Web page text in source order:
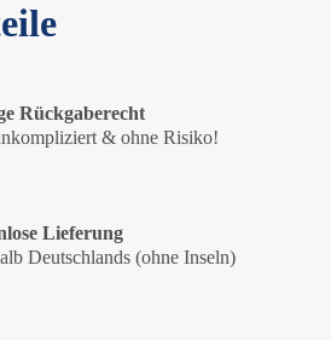
Rückgaberecht
& ohne Risiko!
Lieferung
Deutschlands (ohne Inseln)